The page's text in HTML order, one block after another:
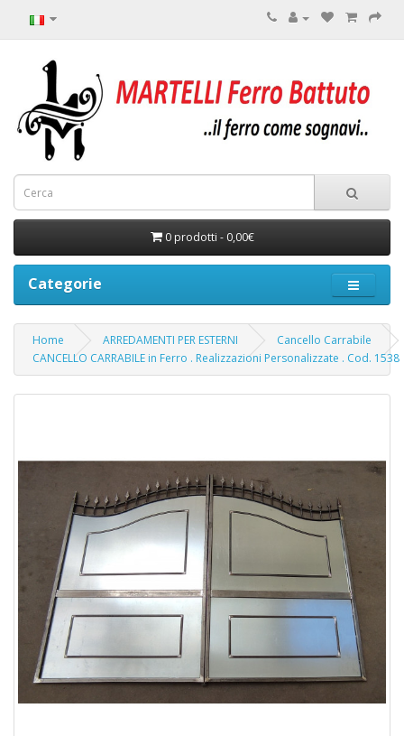
0 prodotti - 0,00€
Categorie
Home ARREDAMENTI PER ESTERNI
Cancello Carrabile
CANCELLO CARRABILE in Ferro . Realizzazioni Personalizzate . Cod. 1538